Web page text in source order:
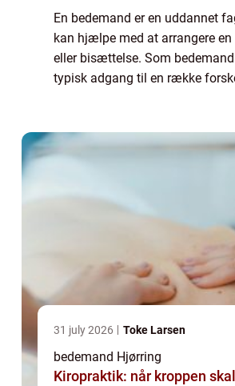
En bedemand er en uddannet
kan hjælpe med at arrangere en
eller bisættelse. Som
typisk adgang til en række
31 july 2026 Toke Larsen
bedemand Hjørring
Kiropraktik: når kroppen